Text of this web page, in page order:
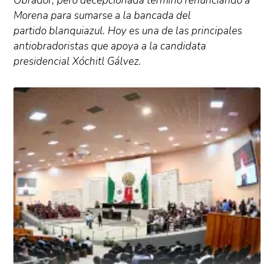
Morena para sumarse a la bancada del
partido blanquiazul. Hoy es una de las principales
antiobradoristas que apoya a la candidata
presidencial Xóchitl Gálvez.